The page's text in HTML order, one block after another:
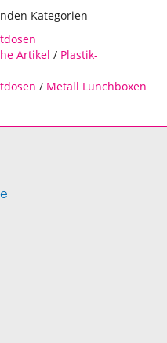
Kategorien
Artikel / Plastik-
/ Metall Lunchboxen